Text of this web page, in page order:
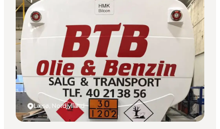
Læsø, Nordjylland